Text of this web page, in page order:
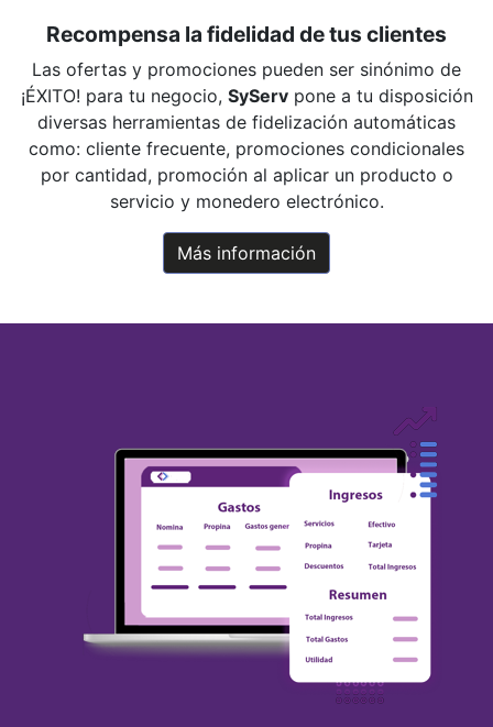
Recompensa la fidelidad de tus clientes
Las ofertas y promociones pueden ser sinónimo de
¡ÉXITO! para tu negocio, SyServpone a tu disposición
diversas herramientas de fidelización automáticas
como: cliente frecuente, promociones condicionales
por cantidad, promoción al aplicar un producto o
servicio y monedero electrónico.
Más información